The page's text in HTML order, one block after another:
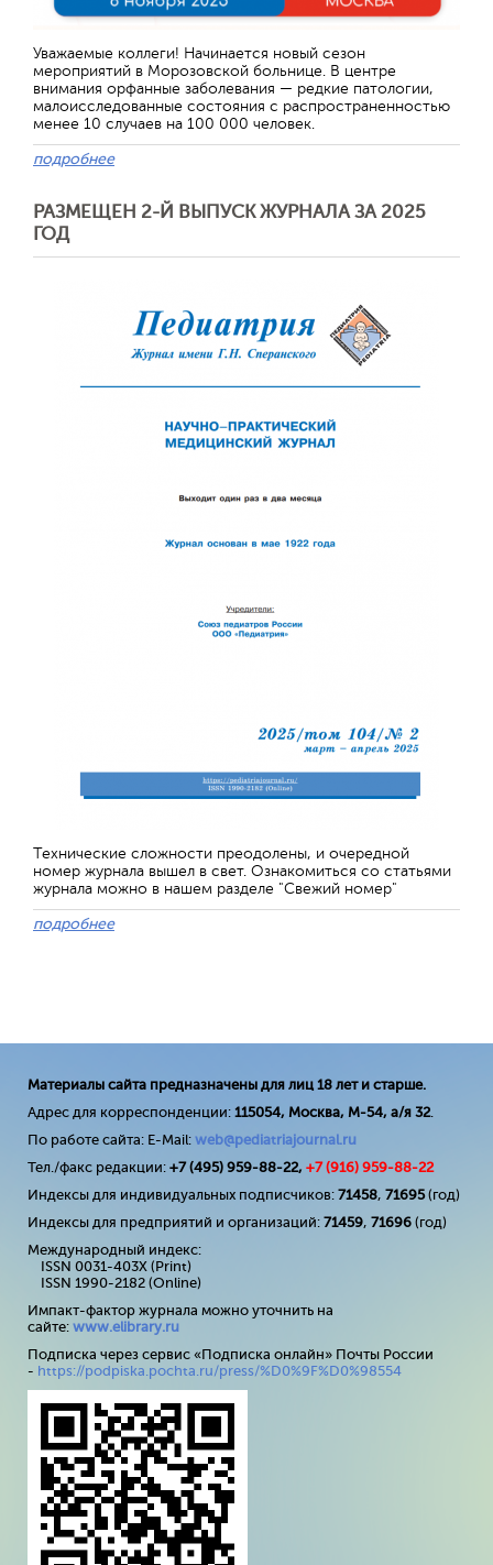
Уважаемые коллеги! Начинается новый сезон
мероприятий в Морозовской больнице. В центре
внимания орфанные заболевания — редкие патологии,
малоисследованные состояния с распространенностью
менее 10 случаев на 100 000 человек.
подробнее
РАЗМЕЩЕН 2-Й ВЫПУСК ЖУРНАЛА ЗА 2025
ГОД
Технические сложности преодолены, и очередной
номер журнала вышел в свет. Ознакомиться со статьями
журнала можно в нашем разделе "Свежий номер"
подробнее
Материалы сайта предназначены для лиц 18 лет и старше.
Адрес для корреспонденции: 115054, Москва, М-54, а/я 32.
По работе сайта: E-Mail: web@pediatriajournal.ru
Тел./факс редакции: +7 (495) 959-88-22, +7 (916) 959-88-22
Индексы для индивидуальных подписчиков: 71458, 71695(год)
Индексы для предприятий и организаций: 71459, 71696 (год)
Международный индекс:
ISSN 0031-403X (Print)
ISSN 1990-2182 (Online)
Импакт-фактор журнала можно уточнить на
сайте: www.elibrary.ru
Подписка через сервис «Подписка онлайн» Почты России
- https://podpiska.pochta.ru/press/%D0%9F%D0%98554